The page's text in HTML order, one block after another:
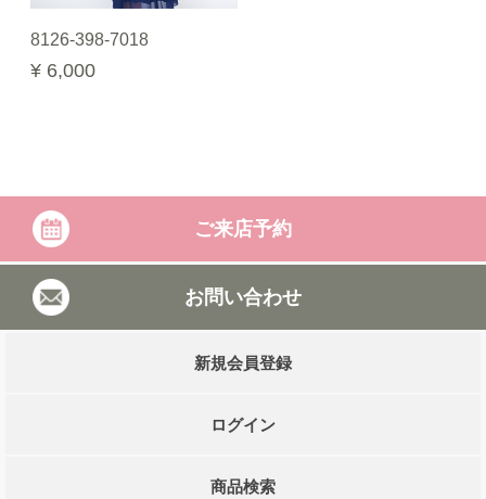
8126-398-7018
¥ 6,000
ご来店予約
お問い合わせ
新規会員登録
ログイン
商品検索